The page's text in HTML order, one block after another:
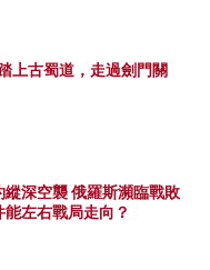
上古蜀道，走過劍門關
深空襲 俄羅斯瀕臨戰敗
左右戰局走向？